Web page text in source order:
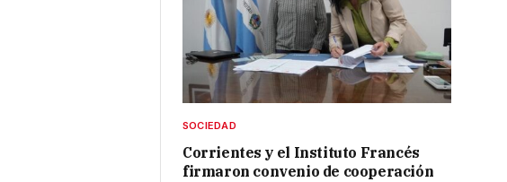
SOCIEDAD
Corrientes y el Instituto Francés
firmaron convenio de cooperación